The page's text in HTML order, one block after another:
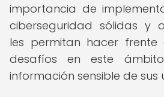
importancia de
ciberseguridad sólidas y
les permitan hacer frente
desafíos en este
información sensible de sus